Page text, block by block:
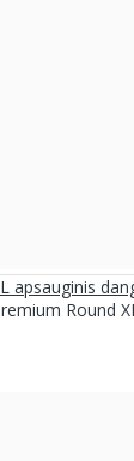
apsauginis
Round